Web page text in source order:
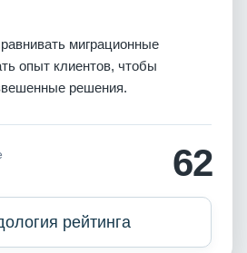
миграционные
опыт клиентов, чтобы
решения.
62
рейтинга